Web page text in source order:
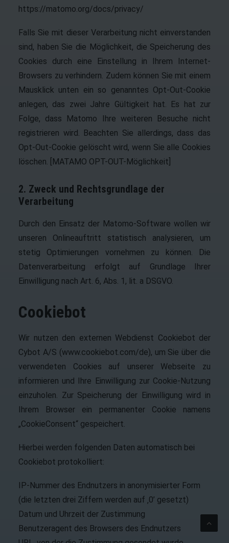
https://matomo.org/docs/privacy/
Falls Sie mit dieser Verarbeitung nicht einverstanden
sind, haben Sie die Möglichkeit, die Speicherung des
Cookies durch eine Einstellung in Ihrem Internet-
Browsers zu verhindern. Zudem können Sie mit einem
Mausklick unten ein so genanntes Opt-Out-Cookie
anlegen, das zwei Jahre Gültigkeit hat. Es hat zur
Folge, dass Matomo Ihre weiteren Besuche nicht
registrieren wird. Beachten Sie allerdings, dass das
Opt-Out-Cookie gelöscht wird, wenn Sie alle Cookies
löschen. [MATAMO OPT-OUT-Möglichkeit]
2. Zweck und Rechtsgrundlage der
Verarbeitung
Durch den Einsatz der Matomo-Software wollen wir
unseren Onlineauftritt statistisch analysieren, um
stetig Optimierungen vornehmen zu können. Die
Datenverarbeitung erfolgt auf Grundlage Ihrer
Einwilligung nach Art. 6, Abs. 1, lit. a DSGVO.
Cookiebot
Wir nutzen den externen Webdienst Cookiebot der
Cybot A/S (www.cookiebot.com/de), um Sie über die
verwendeten Cookies auf unserer Webseite zu
informieren und Ihre Einwilligung zur Cookie-Nutzung
einzuholen. Zur Speicherung der Einwilligung wird in
Ihrem Browser ein permanenter Cookie namens
„CookieConsent“ gespeichert.
Hierbei werden folgenden Daten automatisch bei
Cookiebot protokolliert:
IP-Nummer des Endnutzers in anonymisierter Form
(die letzten drei Ziffern werden auf ‚0’ gesetzt)
Datum und Uhrzeit der Zustimmung
Benutzeragent des Browsers des Endnutzers